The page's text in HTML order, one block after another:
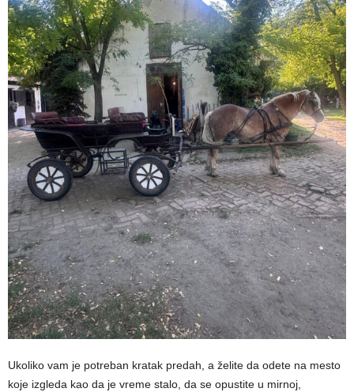
Ukoliko vam je potreban kratak predah, a želite da odete na mesto
koje izgleda kao da je vreme stalo, da se opustite u mirnoj,